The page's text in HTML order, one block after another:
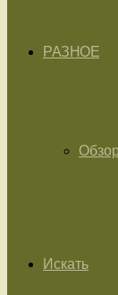
РАЗНОЕ
Искать